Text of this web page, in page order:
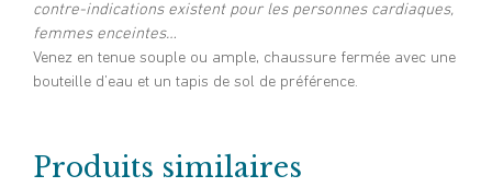
contre-indications existent pour les personnes cardiaques,
femmes enceintes…
Venez en tenue souple ou ample, chaussure fermée avec une
bouteille d’eau et un tapis de sol de préférence.
Produits similaires